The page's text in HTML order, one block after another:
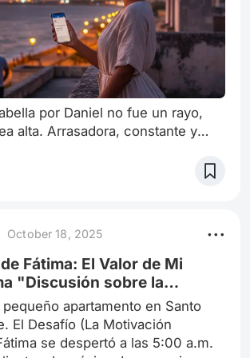
por Daniel no fue un rayo,
alta. Arrasadora, constante y
a Santo Domingo. Se
él, un músico de jazz con la
del Caribe. Daniel la
su saxofón: con pasión
October 18, 2025
Fátima: El Valor de Mi
"Discusión sobre la
apartamento en Santo
El Desafío (La Motivación
se despertó a las 5:00 a.m.